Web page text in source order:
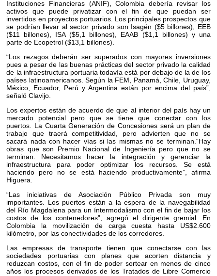
Instituciones Financieras (ANIF), Colombia debería revisar los
activos que puede privatizar con el fin de que puedan ser
invertidos en proyectos portuarios. Los principales prospectos que
se podrían llevar al sector privado son Isagén ($5 billones), EEB
($11 billones), ISA ($5,1 billones), EAAB ($1,1 billones) y una
parte de Ecopetrol ($13,1 billones).
“Los rezagos deberán ser superados con mayores inversiones
pues a pesar de las buenas prácticas del sector privado la calidad
de la infraestructura portuaria todavía está por debajo de la de los
países latinoamericanos. Según la FEM, Panamá, Chile, Uruguay,
México, Ecuador, Perú y Argentina están por encima del país”,
señaló Clavijo.
Los expertos están de acuerdo de que al interior del país hay un
mercado potencial pero que se tiene que conectar con los
puertos. La Cuarta Generación de Concesiones será un plan de
trabajo que traerá competitividad, pero advierten que no se
sacará nada con hacer vías si las mismas no se terminan.“Hay
obras que son Premio Nacional de Ingeniería pero que no se
terminan. Necesitamos hacer la integración y gerenciar la
infraestructura para poder optimizar los recursos. Se está
haciendo pero no se está haciendo productivamente”, afirma
Higuera.
“Las iniciativas de Asociación Público Privada son muy
importantes. Los puertos están a la espera de la navegabilidad
del Río Magdalena para un íntermodalismo con el fin de bajar los
costos de los contenedores”, agregó el dirigente gremial. En
Colombia la movilización de carga cuesta hasta US$2.600
kilómetro, por las conectividades de los corredores.
Las empresas de transporte tienen que conectarse con las
sociedades portuarias con planes que acorten distancia y
reduzcan costos, con el fin de poder sortear en menos de cinco
años los procesos derivados de los Tratados de Libre Comercio